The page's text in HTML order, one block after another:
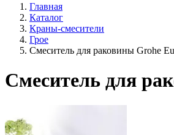
Главная
Каталог
Краны-смесители
Грое
Смеситель для раковины Grohe
Смеситель для